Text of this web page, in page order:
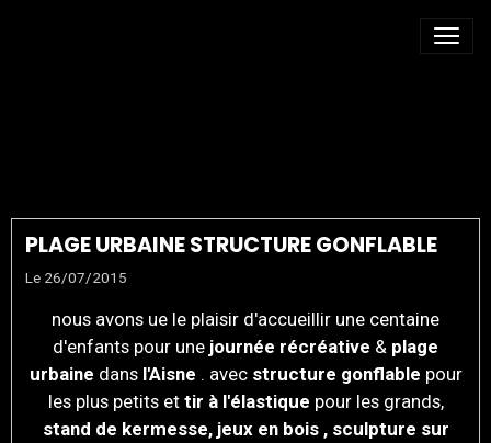
PLAGE URBAINE STRUCTURE GONFLABLE
Le 26/07/2015
nous avons ue le plaisir d'accueillir une centaine
d'enfants pour une journée récréative & plage
urbaine dansl'Aisne . avec structure gonflable pour
les plus petits et tir àl'élastique pour les grands,
stand de kermesse, jeux en bois , sculpture sur